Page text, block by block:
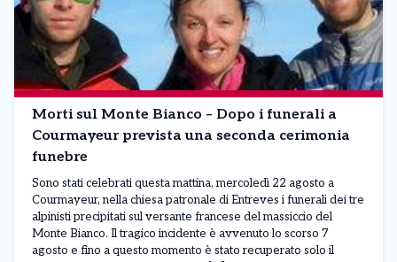
Morti sul Monte Bianco – Dopo i funerali a
Courmayeur prevista una seconda cerimonia
funebre
Sono stati celebrati questa mattina, mercoledì 22 agosto a
Courmayeur, nella chiesa patronale di Entreves i funerali dei tre
alpinisti precipitati sul versante francese del massiccio del
Monte Bianco. Il tragico incidente è avvenuto lo scorso 7
agosto e fino a questo momento è stato recuperato solo il